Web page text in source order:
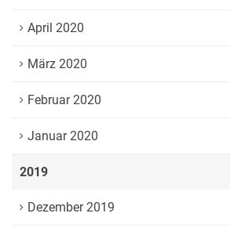
April 2020
März 2020
Februar 2020
Januar 2020
2019
Dezember 2019